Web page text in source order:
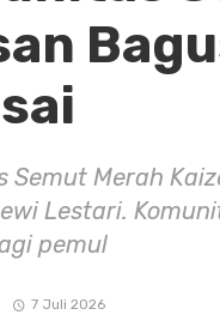
Semut Merah
Lestari.
pemul
7 Juli 2026